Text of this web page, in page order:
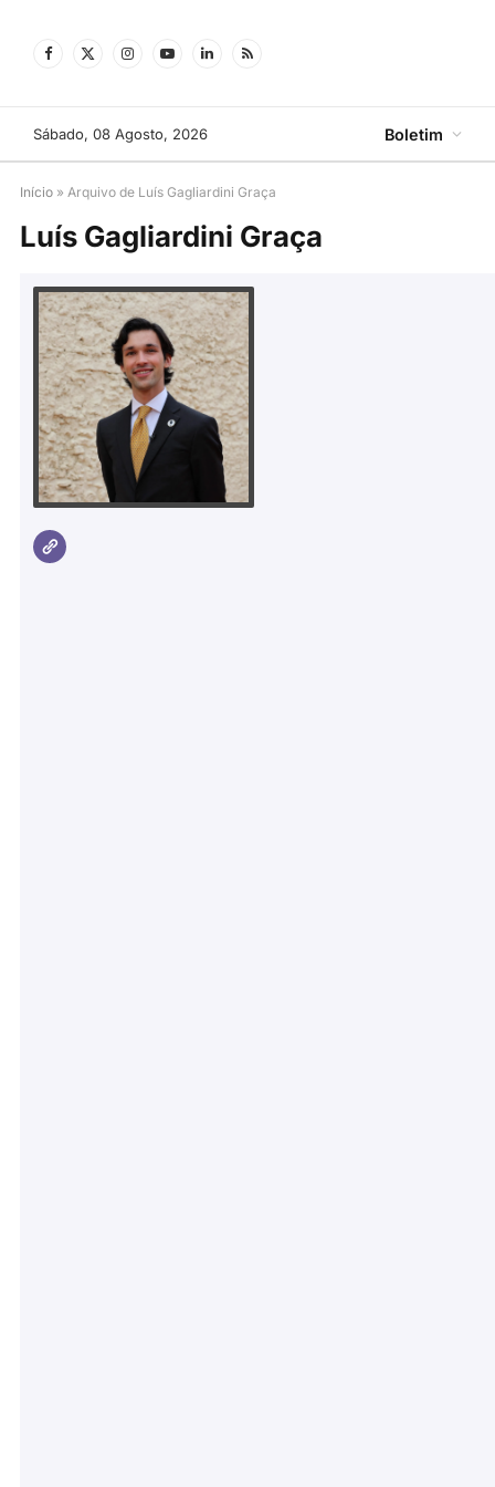
Facebook
X
InstagramYouTubeLinkedInRSS
Sábado, 08 Agosto, 2026 Boletim
Início » Arquivo de Luís Gagliardini Graça
Luís Gagliardini Graça